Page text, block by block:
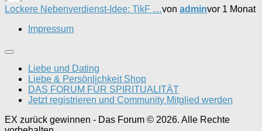
Lockere Nebenverdienst-Idee: TikF …von adminvor 1 Monat
Impressum
Liebe und Dating
Liebe & Persönlichkeit Shop
DAS FORUM FÜR SPIRITUALITÄT
Jetzt registrieren und Community Mitglied werden
EX zurück gewinnen - Das Forum © 2026. Alle Rechte